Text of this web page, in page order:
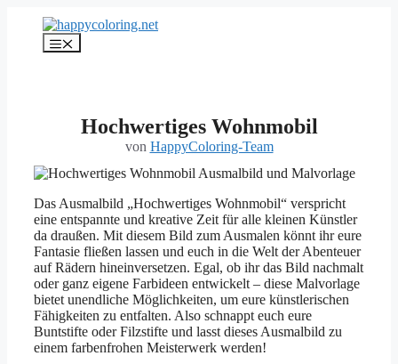
springen
Menü
Hochwertiges Wohnmobil
von HappyColoring-Team
Das Ausmalbild „Hochwertiges Wohnmobil“ verspricht
eine entspannte und kreative Zeit für alle kleinen Künstler
da draußen. Mit diesem Bild zum Ausmalen könnt ihr eure
Fantasie fließen lassen und euch in die Welt der Abenteuer
auf Rädern hineinversetzen. Egal, ob ihr das Bild nachmalt
oder ganz eigene Farbideen entwickelt – diese Malvorlage
bietet unendliche Möglichkeiten, um eure künstlerischen
Fähigkeiten zu entfalten. Also schnappt euch eure
Buntstifte oder Filzstifte und lasst dieses Ausmalbild zu
einem farbenfrohen Meisterwerk werden!